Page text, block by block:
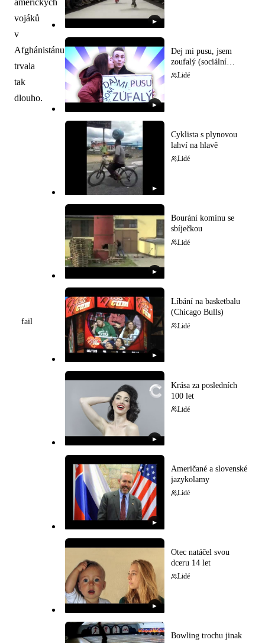
amerických
vojáků
v
Afghánistánu
trvala
tak
dlouho.
fail
▶
▶
Dej mi pusu, jsem
zoufalý (sociální
experiment)
Lidé
▶
Cyklista s plynovou
lahví na hlavě
Lidé
▶
Bourání komínu se
sbíječkou
Lidé
▶
Líbání na basketbalu
(Chicago Bulls)
Lidé
▶
Krása za posledních
100 let
Lidé
▶
Američané a slovenské
jazykolamy
Lidé
▶
Otec natáčel svou
dceru 14 let
Lidé
Bowling trochu jinak